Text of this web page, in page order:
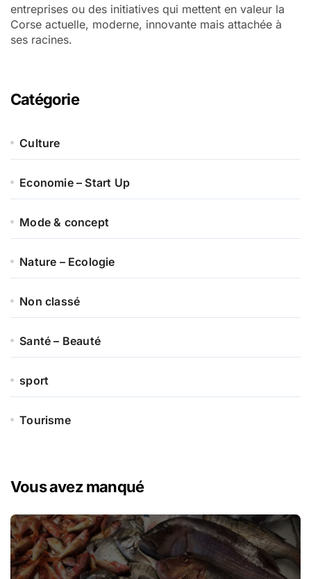
entreprises ou des initiatives qui mettent en valeur la
Corse actuelle, moderne, innovante mais attachée à
ses racines.
Catégorie
Culture
Economie – Start Up
Mode & concept
Nature – Ecologie
Non classé
Santé – Beauté
sport
Tourisme
Vous avez manqué